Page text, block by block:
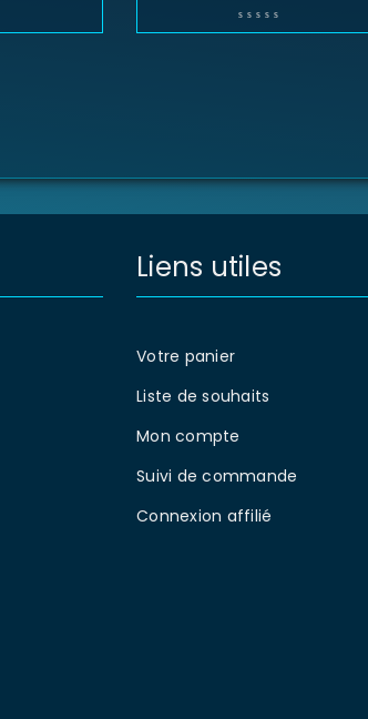
Se souvenir de moi
Liens utiles
Votre panier
Liste de souhaits
Mon compte
Suivi de commande
Connexion affilié